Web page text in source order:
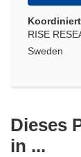
RISE
Sweden
Dieses
in ...